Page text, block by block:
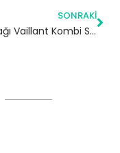
SONRAKI
Kayışdağı Vaillant Kombi Servisi – Ataşehir Yetkili Servis